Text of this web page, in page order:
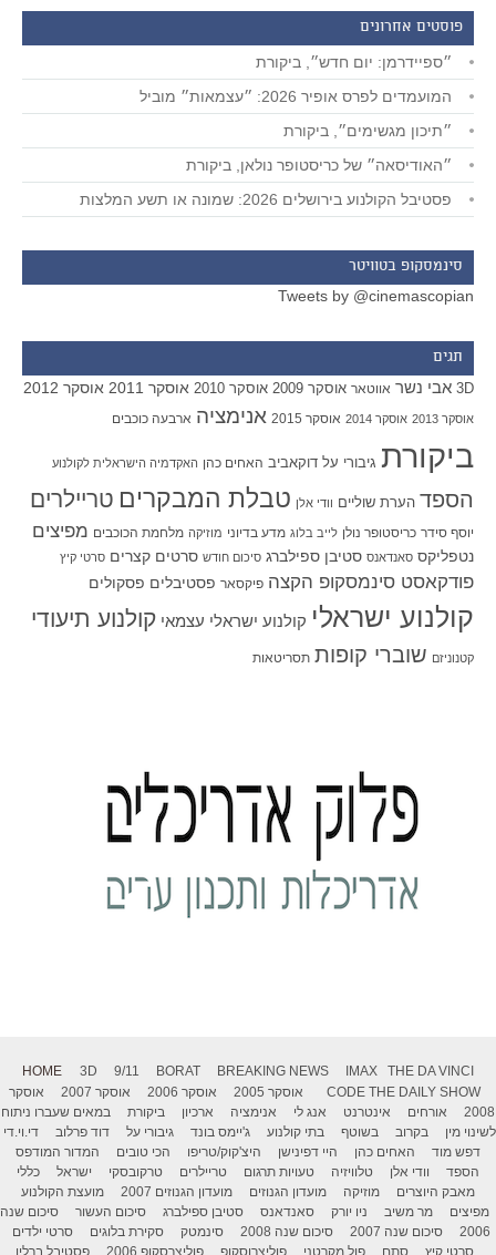
פוסטים אחרונים
״ספיידרמן: יום חדש״, ביקורת
המועמדים לפרס אופיר 2026: ״עצמאות״ מוביל
״תיכון מגשימים״, ביקורת
״האודיסאה״ של כריסטופר נולאן, ביקורת
פסטיבל הקולנוע בירושלים 2026: שמונה או תשע המלצות
סינמסקופ בטוויטר
Tweets by @cinemascopian
תגים
3D אבי נשר אווטאר אוסקר 2009 אוסקר 2010 אוסקר 2011 אוסקר 2012
אוסקר 2013 אוסקר 2014 אוסקר 2015 אנימציה ארבעה כוכבים
ביקורת גיבורי על דוקאביב האחים כהן האקדמיה הישראלית לקולנוע
הספד הערת שוליים וודי אלן טבלת המבקרים טריילרים
יוסף סידר כריסטופר נולן לייב בלוג מדע בדיוני מוזיקה מלחמת הכוכבים מפיצים
נטפליקס סאנדאנס סטיבן ספילברג סיכום חודש סרטים קצרים סרטי קיץ
פודקאסט סינמסקופ הקצה פיקסאר פסטיבלים פסקולים
קולנוע ישראלי קולנוע ישראלי עצמאי קולנוע תיעודי
קטנוניזם שוברי קופות תסריטאות
HOME 3D 9/11 BORAT BREAKING NEWS IMAX
THE DA VINCI
CODE THE DAILY SHOW אוסקר 2005 אוסקר 2006 אוסקר 2007
אוסקר
2008
אורחים אינטרנט אנג לי אנימציה ארכיון ביקורת
במאים שעברו ניתוח
לשינוי מין
בקרוב בשוטף בתי קולנוע ג'יימס בונד גיבורי על דוד פרלוב
די.וי.די
דפש מוד
האחים כהן היי דפינישן היצ'קוק/טריפו הכי טובים
המדור המודפס
הספד
וודי אלן טלוויזיה טעויות תרגום טריילרים טרקובסקי ישראל
כללי
מאבק היוצרים
מוזיקה מועדון הגנוזים מועדון הגנוזים 2007
מועצת הקולנוע
מפיצים
מר משיב ניו יורק סאנדאנס סטיבן ספילברג סיכום העשור
סיכום שנה
2006
סיכום שנה 2007 סיכום שנה 2008 סינמטק סקירת בלוגים
סרטי ילדים